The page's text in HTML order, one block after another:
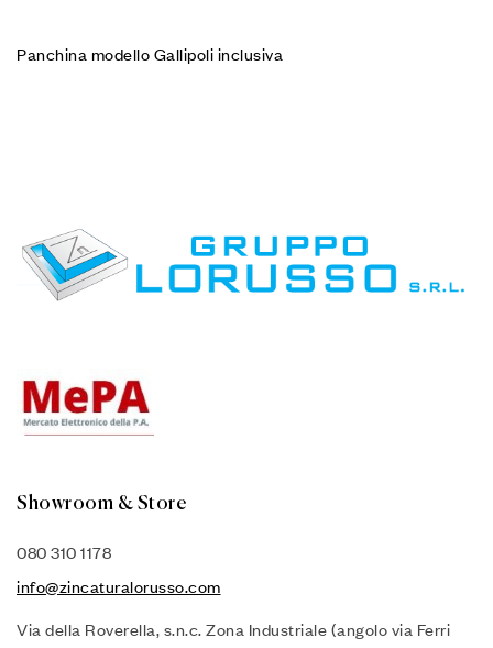
Panchina modello Gallipoli inclusiva
Showroom & Store
080 310 1178
info@zincaturalorusso.com
Via della Roverella, s.n.c. Zona Industriale (angolo via Ferri